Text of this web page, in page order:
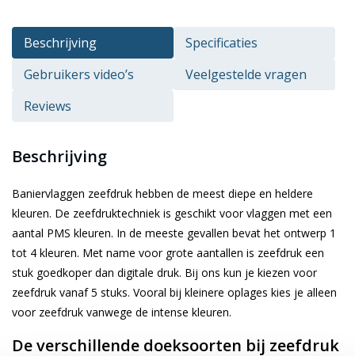
Beschrijving
Specificaties
Gebruikers video’s
Veelgestelde vragen
Reviews
Beschrijving
Baniervlaggen zeefdruk hebben de meest diepe en heldere
kleuren. De zeefdruktechniek is geschikt voor vlaggen met een
aantal PMS kleuren. In de meeste gevallen bevat het ontwerp 1
tot 4 kleuren. Met name voor grote aantallen is zeefdruk een
stuk goedkoper dan digitale druk. Bij ons kun je kiezen voor
zeefdruk vanaf 5 stuks. Vooral bij kleinere oplages kies je alleen
voor zeefdruk vanwege de intense kleuren.
De verschillende doeksoorten bij zeefdruk